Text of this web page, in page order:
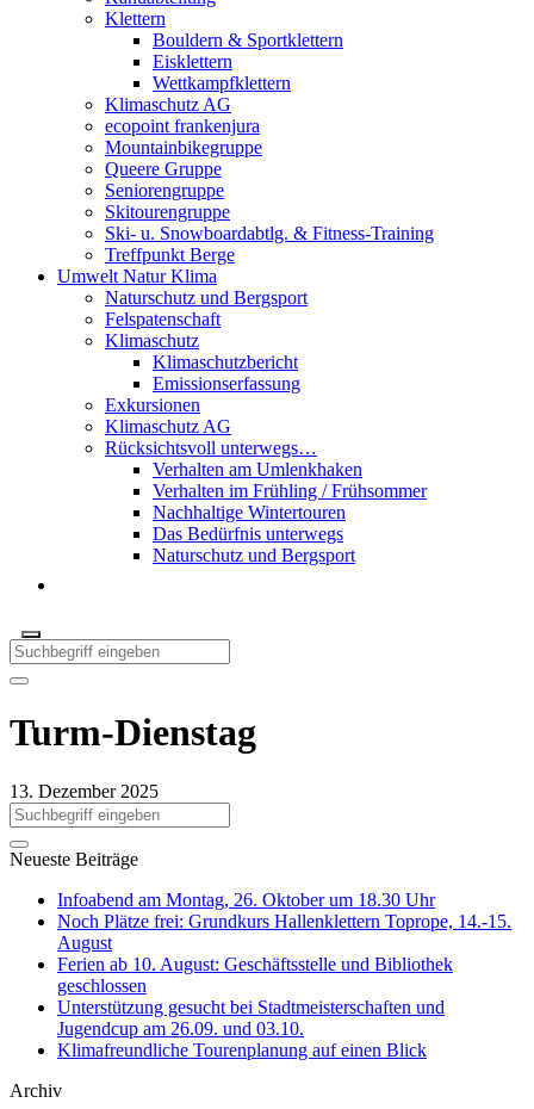
Klettern
Bouldern & Sportklettern
Eisklettern
Wettkampfklettern
Klimaschutz AG
ecopoint frankenjura
Mountainbikegruppe
Queere Gruppe
Seniorengruppe
Skitourengruppe
Ski- u. Snowboardabtlg. & Fitness-Training
Treffpunkt Berge
Umwelt Natur Klima
Naturschutz und Bergsport
Felspatenschaft
Klimaschutz
Klimaschutzbericht
Emissionserfassung
Exkursionen
Klimaschutz AG
Rücksichtsvoll unterwegs…
Verhalten am Umlenkhaken
Verhalten im Frühling / Frühsommer
Nachhaltige Wintertouren
Das Bedürfnis unterwegs
Naturschutz und Bergsport
Turm-Dienstag
13. Dezember 2025
Neueste Beiträge
Infoabend am Montag, 26. Oktober um 18.30 Uhr
Noch Plätze frei: Grundkurs Hallenklettern Toprope, 14.-15.
August
Ferien ab 10. August: Geschäftsstelle und Bibliothek
geschlossen
Unterstützung gesucht bei Stadtmeisterschaften und
Jugendcup am 26.09. und 03.10.
Klimafreundliche Tourenplanung auf einen Blick
Archiv